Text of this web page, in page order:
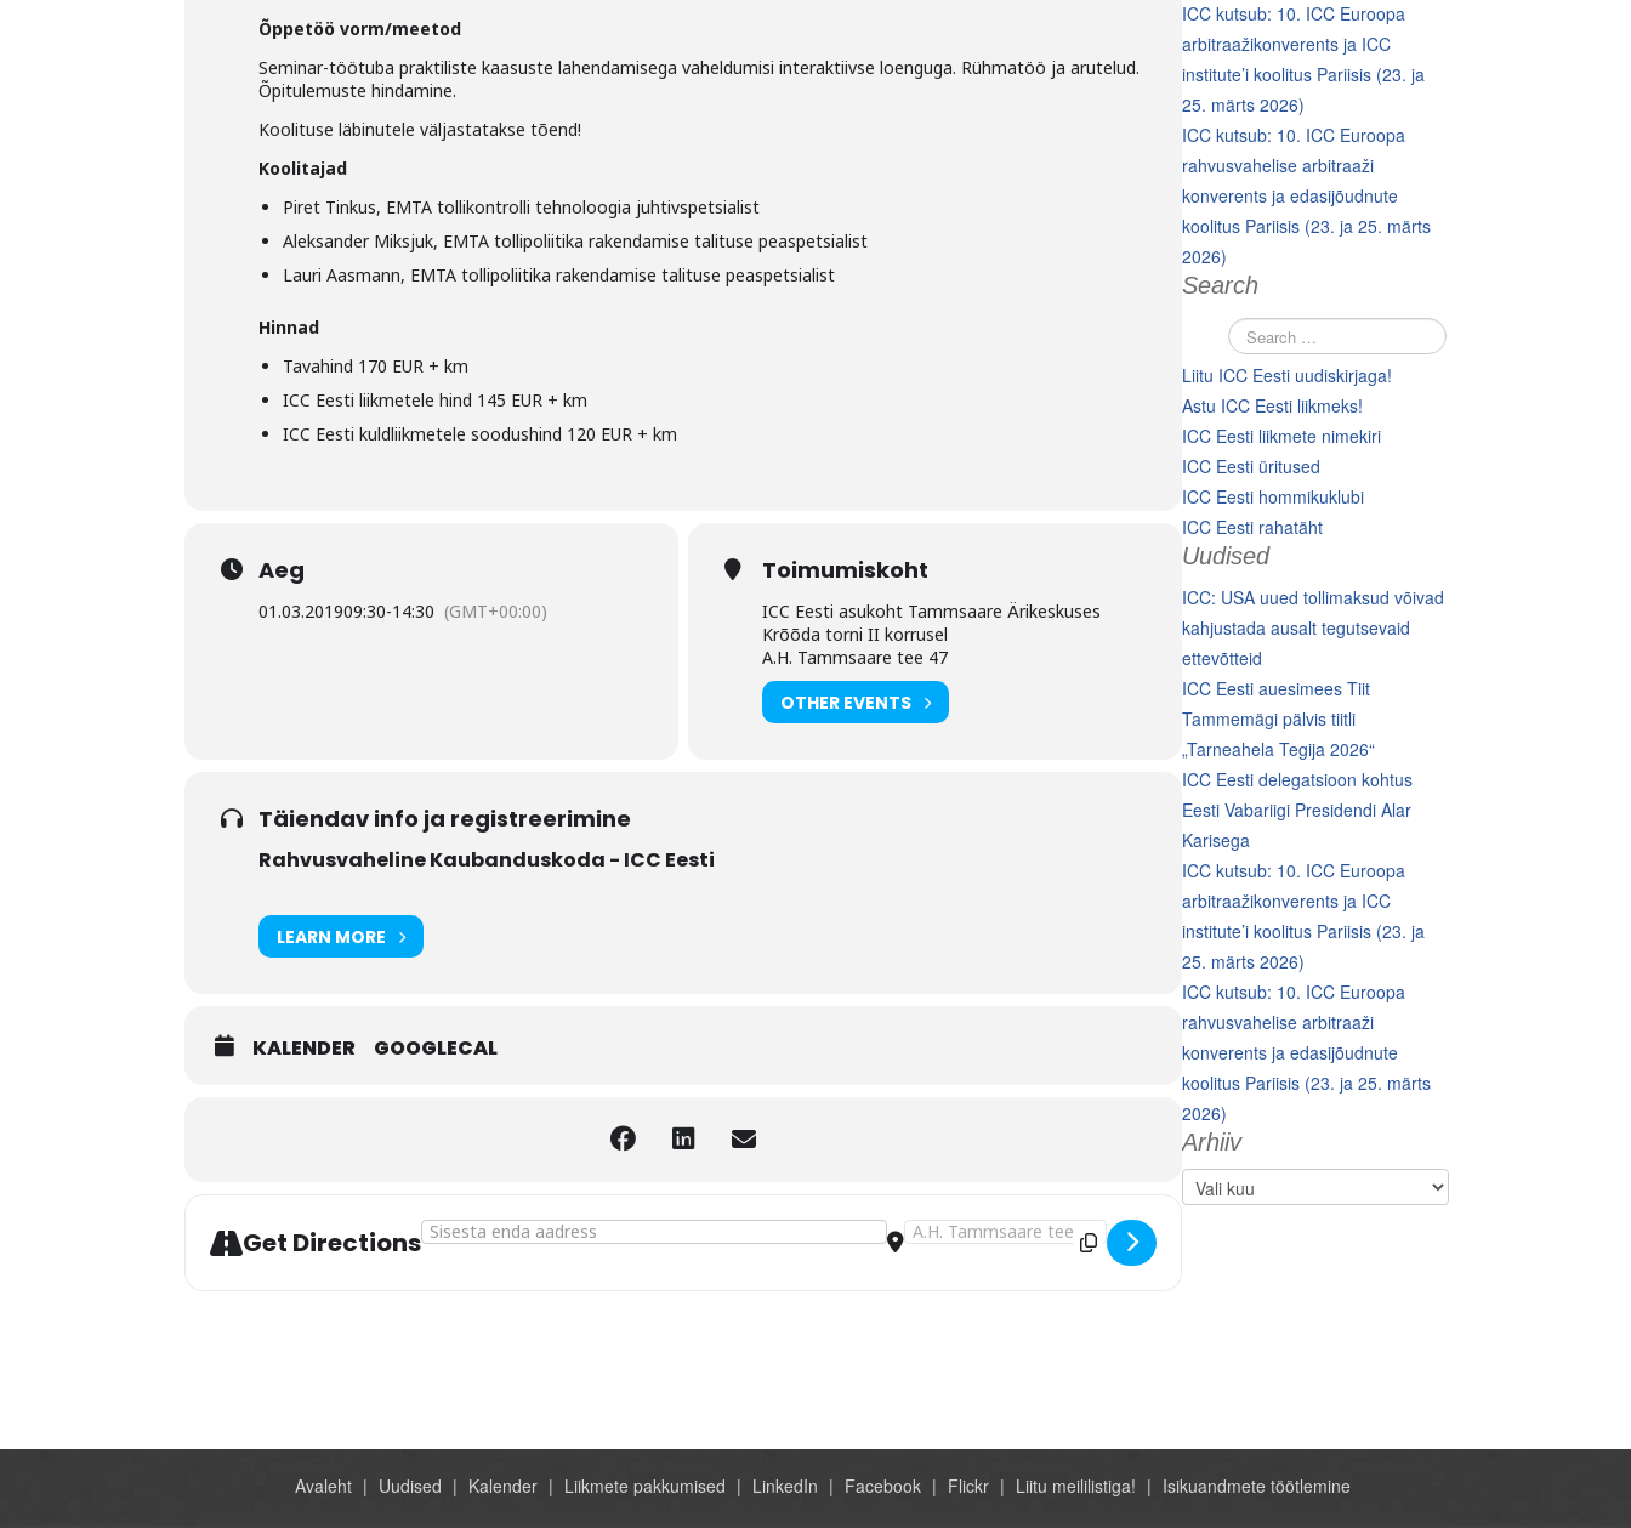
Õppetöö vorm/meetod
Seminar-töötuba praktiliste kaasuste lahendamisega vaheldumisi interaktiivse loenguga. Rühmatöö ja arutelud.
Õpitulemuste hindamine.
Koolituse läbinutele väljastatakse tõend!
Koolitajad
Piret Tinkus, EMTA tollikontrolli tehnoloogia juhtivspetsialist
Aleksander Miksjuk, EMTA tollipoliitika rakendamise talituse peaspetsialist
Lauri Aasmann, EMTA tollipoliitika rakendamise talituse peaspetsialist
Hinnad
Tavahind 170 EUR + km
ICC Eesti liikmetele hind 145 EUR + km
ICC Eesti kuldliikmetele soodushind 120 EUR + km
Aeg
01.03.201909:30-14:30 (GMT+00:00)
Toimumiskoht
ICC Eesti asukoht Tammsaare Ärikeskuses
Krõõda torni II korrusel
A.H. Tammsaare tee 47
OTHER EVENTS
Täiendav info ja registreerimine
Rahvusvaheline Kaubanduskoda - ICC Eesti
LEARN MORE
KALENDER GOOGLECAL
Get DirectionsAddress - Keelud ja piirangud ekspordil-impordil. Tolliseminar [AXPojmZMa]Destination Address - Keelud ja piirangud ekspordil-impordil. Tolliseminar [DqkJrUhAZ]
ICC kutsub: 10. ICC Euroopa
arbitraažikonverents ja ICC
institute’i koolitus Pariisis (23. ja
25. märts 2026)
ICC kutsub: 10. ICC Euroopa
rahvusvahelise arbitraaži
konverents ja edasijõudnute
koolitus Pariisis (23. ja 25. märts
2026)
Search
Liitu ICC Eesti uudiskirjaga!
Astu ICC Eesti liikmeks!
ICC Eesti liikmete nimekiri
ICC Eesti üritused
ICC Eesti hommikuklubi
ICC Eesti rahatäht
Uudised
ICC: USA uued tollimaksud võivad
kahjustada ausalt tegutsevaid
ettevõtteid
ICC Eesti auesimees Tiit
Tammemägi pälvis tiitli
„Tarneahela Tegija 2026“
ICC Eesti delegatsioon kohtus
Eesti Vabariigi Presidendi Alar
Karisega
ICC kutsub: 10. ICC Euroopa
arbitraažikonverents ja ICC
institute’i koolitus Pariisis (23. ja
25. märts 2026)
ICC kutsub: 10. ICC Euroopa
rahvusvahelise arbitraaži
konverents ja edasijõudnute
koolitus Pariisis (23. ja 25. märts
2026)
Arhiiv
Arhiiv
Avaleht Uudised Kalender Liikmete pakkumised LinkedIn Facebook Flickr Liitu meililistiga! Isikuandmete töötlemine